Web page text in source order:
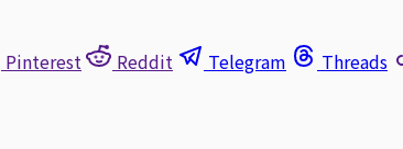
Pinterest Reddit Telegram Threads